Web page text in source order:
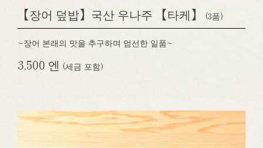
【장어 덮밥】국산 우나주 【타케】 (3품)
~장어 본래의 맛을 추구하며 엄선한 일품~
3,500 엔 (세금 포함)